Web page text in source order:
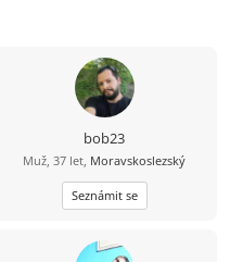
bob23
Muž, 37 let, Moravskoslezský
Seznámit se